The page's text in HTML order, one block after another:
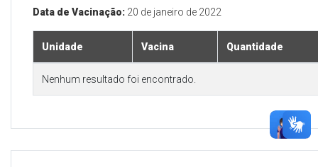
Data de Vacinação: 20 de janeiro de 2022
Unidade Vacina Quantidade
Nenhum resultado foi encontrado.